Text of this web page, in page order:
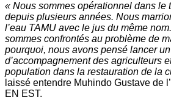
« Nous sommes opérationnel dans le
depuis plusieurs années. Nous
l’eau TAMU avec le jus du même
sommes confrontés au problème de
pourquoi, nous avons pensé lancer
d’accompagnement des agriculteurs
population dans la restauration de la
laissé entendre Muhindo Gustave de
EN EST.